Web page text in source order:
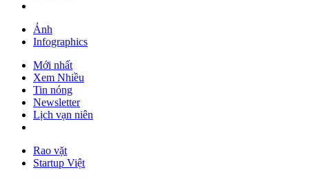
Ảnh
Infographics
Mới nhất
Xem Nhiều
Tin nóng
Newsletter
Lịch vạn niên
Rao vặt
Startup Việt